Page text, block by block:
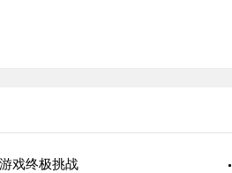
戏终极挑战